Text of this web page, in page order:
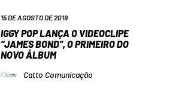
15 DE AGOSTO DE 2019
IGGY POP LANÇA O VIDEOCLIPE
“JAMES BOND”, O PRIMEIRO DO
NOVO ÁLBUM
Catto Comunicação